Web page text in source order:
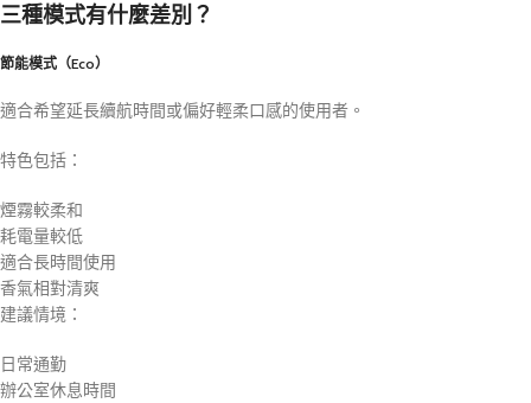
三種模式有什麼差別？
節能模式（Eco）
適合希望延長續航時間或偏好輕柔口感的使用者。
特色包括：
煙霧較柔和
耗電量較低
適合長時間使用
香氣相對清爽
建議情境：
日常通勤
辦公室休息時間